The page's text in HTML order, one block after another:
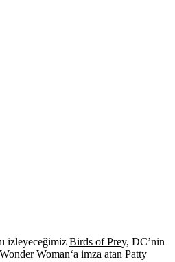
izleyeceğimiz Birds of Prey, DC’nin
Wonder Woman‘a imza atan Patty